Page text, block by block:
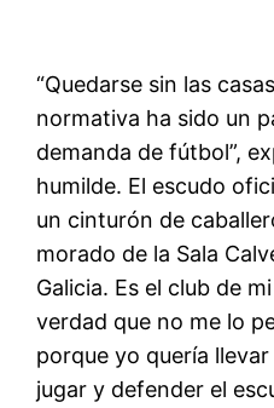
“Quedarse sin las
normativa ha sido un
demanda de fútbol”,
humilde. El escudo
un cinturón de
morado de la Sala
Galicia. Es el club de
verdad que no me lo
porque yo quería
jugar y defender el